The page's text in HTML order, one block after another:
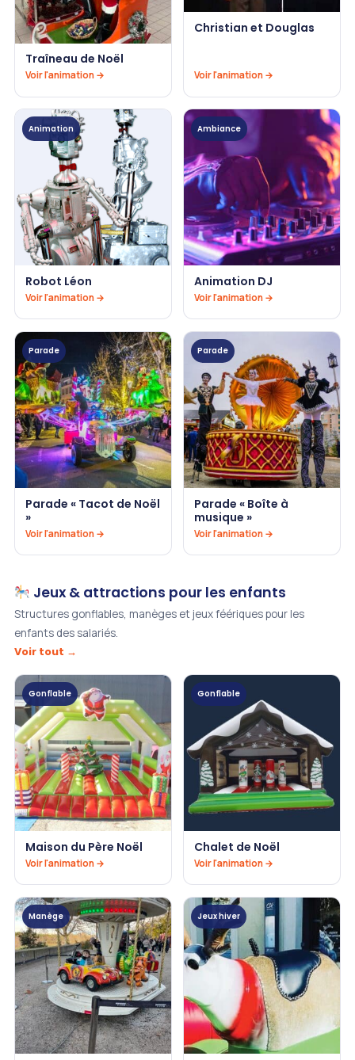
Traîneau de Noël
Voir l'animation →
Christian et Douglas
Voir l'animation →
Animation
Robot Léon
Voir l'animation →
Ambiance
Animation DJ
Voir l'animation →
Parade
Parade « Tacot de Noël
»
Voir l'animation →
Parade
Parade « Boîte à
musique »
Voir l'animation →
Jeux & attractions pour les enfants
Structures gonflables, manèges et jeux féériques pour les
enfants des salariés.
Voir tout →
Gonflable
Maison du Père Noël
Voir l'animation →
Gonflable
Chalet de Noël
Voir l'animation →
Manège Jeux hiver